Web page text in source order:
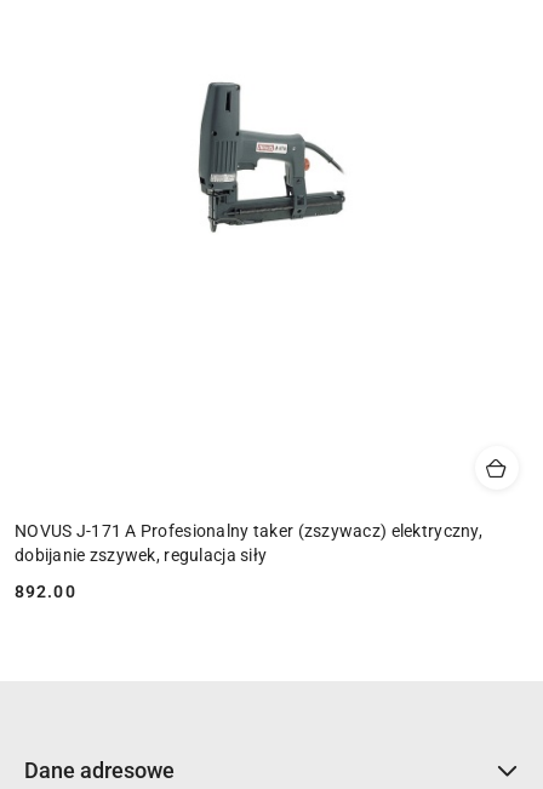
NOVUS J-171 A Profesionalny taker (zszywacz) elektryczny,
dobijanie zszywek, regulacja siły
Cena:
892.00
Dane adresowe